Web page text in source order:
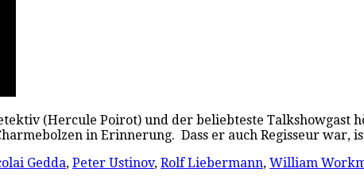
(Hercule Poirot) und der beliebteste Talkshowgast
in Erinnerung. Dass er auch Regisseur war,
Gedda, Peter Ustinov, Rolf Liebermann, William